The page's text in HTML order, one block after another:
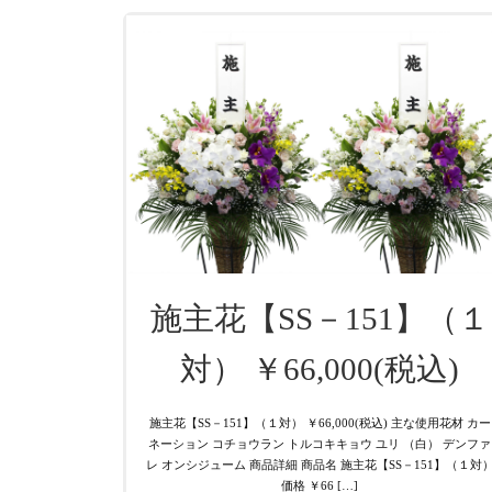
施主花【SS－151】（１
対） ￥66,000(税込)
施主花【SS－151】（１対） ￥66,000(税込) 主な使用花材 カー
ネーション コチョウラン トルコキキョウ ユリ （白） デンファ
レ オンシジューム 商品詳細 商品名 施主花【SS－151】（１対
価格 ￥66 […]